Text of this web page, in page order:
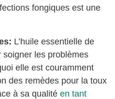
fongiques est une
L’huile essentielle de
soigner les problèmes
elle est couramment
des remèdes pour la toux
à sa qualité en tant